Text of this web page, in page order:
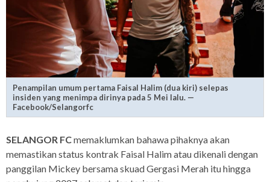
Penampilan umum pertama Faisal Halim (dua kiri) selepas
insiden yang menimpa dirinya pada 5 Mei lalu. —
Facebook/Selangorfc
SELANGOR FCmemaklumkan bahawa pihaknya akan
memastikan status kontrak Faisal Halim atau dikenali dengan
panggilan Mickey bersama skuad Gergasi Merah itu hingga